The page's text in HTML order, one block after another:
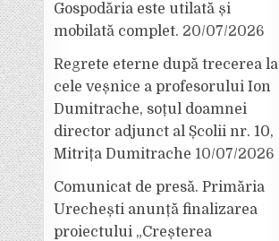
Gospodăria este utilată și
mobilată complet. 20/07/2026
Regrete eterne după trecerea la
cele veșnice a profesorului Ion
Dumitrache, soțul doamnei
director adjunct al Școlii nr. 10,
Mitrița Dumitrache 10/07/2026
Comunicat de presă. Primăria
Urechești anunță finalizarea
proiectului „Creșterea